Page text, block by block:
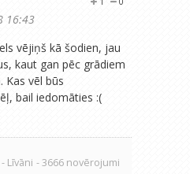
16:43
vējiņš kā šodien, jau
kaut gan pēc grādiem
Kas vēl būs
bail iedomāties :(
- Līvāni - 3666 novērojumi